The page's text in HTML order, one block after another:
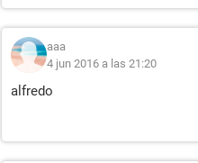
aaa
4 jun 2016 a las 21:20
alfredo